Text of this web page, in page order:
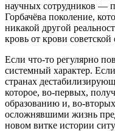
научных сотрудников —
Горбачёва поколение,
никакой другой
кровь от крови
Если что-то регулярно
системный характер.
странах
которое, во-первых,
образованию и, во-
осложнявшими жизнь
новом витке истории